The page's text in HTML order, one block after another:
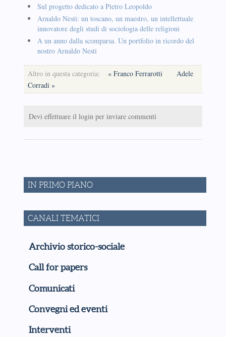
Sul progetto dedicato a Pietro Leopoldo
Arnaldo Nesti: un toscano, un maestro, un intellettuale
innovatore degli studi di sociologia delle religioni
A un anno dalla scomparsa. Un portfolio in ricordo del
nostro Arnaldo Nesti
Altro in questa categoria: « Franco Ferrarotti
Adele
Corradi »
Devi effettuare il login per inviare commenti
IN PRIMO PIANO
CANALI TEMATICI
Archivio storico-sociale
Call for papers
Comunicati
Convegni ed eventi
Interventi